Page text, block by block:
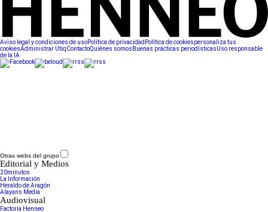
Aviso legal y condiciones de usoPolítica de privacidad Política de cookiespersonaliza tus
cookiesAdministrar UtiqContactoQuiénes somos Buenas prácticas periodísticasUso responsable
de la IA
Otras webs del grupo
Editorial y Medios
20minutos
La Información
Heraldo de Aragón
Alayans Media
Audiovisual
Factoría Henneo